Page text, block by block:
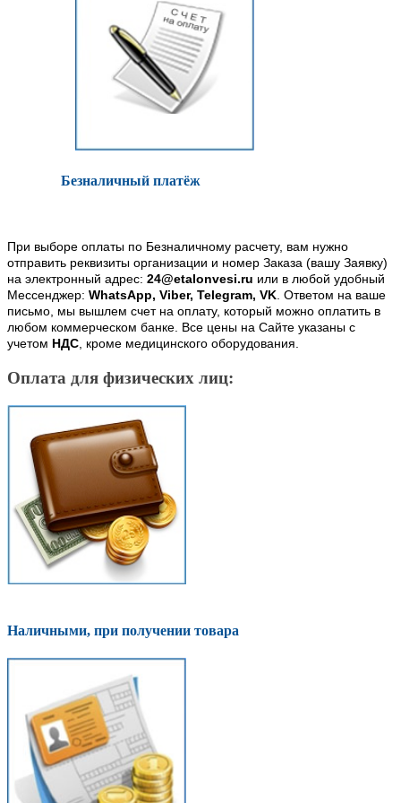
Безналичный платёж
При выборе оплаты по Безналичному расчету, вам нужно
отправить реквизиты организации и номер Заказа (вашу Заявку)
на электронный адрес: 24@etalonvesi.ru или в любой удобный
Мессенджер: WhatsApp, Viber, Telegram, VK. Ответом на ваше
письмо, мы вышлем счет на оплату, который можно оплатить в
любом коммерческом банке. Все цены на Сайте указаны с
учетом НДС, кроме медицинского оборудования.
Оплата для физических лиц:
Наличными, при получении товара